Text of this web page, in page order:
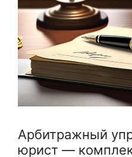
Арбитражный
юрист —